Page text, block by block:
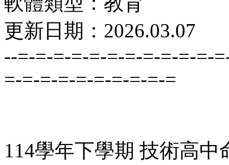
更新日期：2026.03.07
--=-=-=-=-=-=-=-=-=-=-=-
=-=-=-=-=-=-=-=-=-=
114學年下學期 技術高